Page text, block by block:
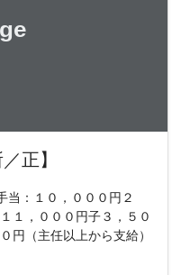
正】
当：１０，０００円２
１，０００円子３，５０
円（主任以上から支給）